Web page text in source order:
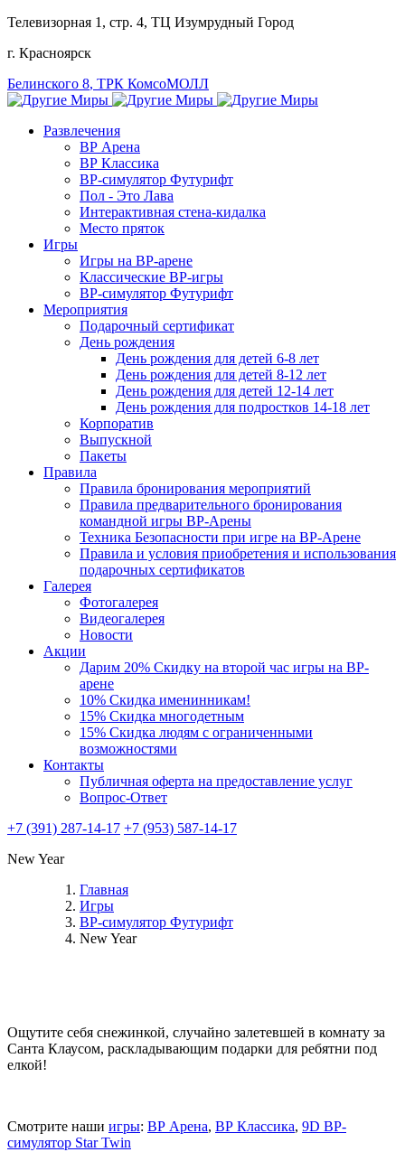
Телевизорная 1, стр. 4, ТЦ Изумрудный Город
г. Красноярск
Белинского 8, ТРК КомсоМОЛЛ
Развлечения
ВР Арена
ВР Классика
ВР-симулятор Футурифт
Пол - Это Лава
Интерактивная стена-кидалка
Место пряток
Игры
Игры на ВР-арене
Классические ВР-игры
ВР-симулятор Футурифт
Мероприятия
Подарочный сертификат
День рождения
День рождения для детей 6-8 лет
День рождения для детей 8-12 лет
День рождения для детей 12-14 лет
День рождения для подростков 14-18 лет
Корпоратив
Выпускной
Пакеты
Правила
Правила бронирования мероприятий
Правила предварительного бронирования
командной игры ВР-Арены
Техника Безопасности при игре на ВР-Арене
Правила и условия приобретения и использования
подарочных сертификатов
Галерея
Фотогалерея
Видеогалерея
Новости
Акции
Дарим 20% Скидку на второй час игры на ВР-
арене
10% Скидка именинникам!
15% Скидка многодетным
15% Скидка людям с ограниченными
возможностями
Контакты
Публичная оферта на предоставление услуг
Вопрос-Ответ
+7 (391) 287-14-17 +7 (953) 587-14-17
New Year
Главная
Игры
ВР-симулятор Футурифт
New Year
Ощутите себя снежинкой, случайно залетевшей в комнату за
Санта Клаусом, раскладывающим подарки для ребятни под
елкой!
Смотрите наши игры: ВР Арена, ВР Классика, 9D ВР-
симулятор Star Twin